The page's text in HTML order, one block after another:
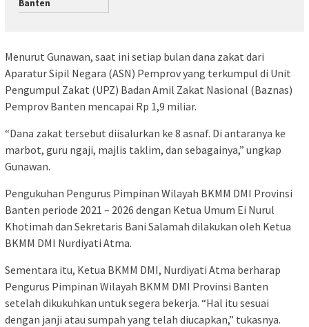
Banten
Menurut Gunawan, saat ini setiap bulan dana zakat dari
Aparatur Sipil Negara (ASN) Pemprov yang terkumpul di Unit
Pengumpul Zakat (UPZ) Badan Amil Zakat Nasional (Baznas)
Pemprov Banten mencapai Rp 1,9 miliar.
“Dana zakat tersebut diisalurkan ke 8 asnaf. Di antaranya ke
marbot, guru ngaji, majlis taklim, dan sebagainya,” ungkap
Gunawan.
Pengukuhan Pengurus Pimpinan Wilayah BKMM DMI Provinsi
Banten periode 2021 – 2026 dengan Ketua Umum Ei Nurul
Khotimah dan Sekretaris Bani Salamah dilakukan oleh Ketua
BKMM DMI Nurdiyati Atma.
Sementara itu, Ketua BKMM DMI, Nurdiyati Atma berharap
Pengurus Pimpinan Wilayah BKMM DMI Provinsi Banten
setelah dikukuhkan untuk segera bekerja. “Hal itu sesuai
dengan janji atau sumpah yang telah diucapkan,” tukasnya.